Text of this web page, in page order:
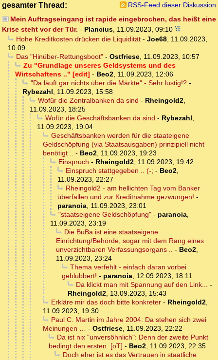
gesamter Thread:
RSS-Feed dieser Diskussion
Mein Auftragseingang ist rapide eingebrochen, das heißt eine
Krise steht vor der Tür. - Plancius, 11.09.2023, 09:10
Hohe Kreditkosten drücken die Liquidität- Joe68, 11.09.2023,
10:09
Das "Hinüber-Rettungsboot"- Ostfriese, 11.09.2023, 10:57
Zu "Grundlage unseres Geldsystems und des
Wirtschaftens .." [edit] - Beo2, 11.09.2023, 12:06
"Da läuft gar nichts über die Märkte" - Sehr lustig!?-
Rybezahl, 11.09.2023, 15:58
Wofür die Zentralbanken da sind - Rheingold2,
11.09.2023, 18:25
Wofür die Geschäftsbanken da sind - Rybezahl,
11.09.2023, 19:04
Geschäftsbanken werden für die staateigene
Geldschöpfung (via Staatsausgaben) prinzipiell nicht
benötigt .. - Beo2, 11.09.2023, 19:23
Einspruch - Rheingold2, 11.09.2023, 19:42
Einspruch stattgegeben .. (-; - Beo2,
11.09.2023, 22:27
Rheingold2 - am hellichten Tag vom Banker
überfallen und zur Kreditnahme gezwungen! -
paranoia, 11.09.2023, 23:01
"staatseigene Geldschöpfung"- paranoia,
11.09.2023, 23:19
Die BuBa ist eine staatseigene
Einrichtung/Behörde, sogar mit dem Rang eines
unverzichtbaren Verfassungsorgans .. - Beo2,
11.09.2023, 23:24
Thema verfehlt - einfach daran vorbei
geblubbert! - paranoia, 12.09.2023, 18:11
Da klickt man mit Spannung auf den Link... -
Rheingold2, 13.09.2023, 15:43
Erkläre mir das doch bitte konkreter- Rheingold2,
11.09.2023, 19:30
Paul C. Martin im Jahre 2004: Da stehen sich zwei
Meinungen … - Ostfriese, 11.09.2023, 22:22
Da ist nix "unversöhnlich": Denn der zweite Punkt
bedingt den ersten. [oT] - Beo2, 11.09.2023, 22:35
Doch eher ist es das Vertrauen in staatliche